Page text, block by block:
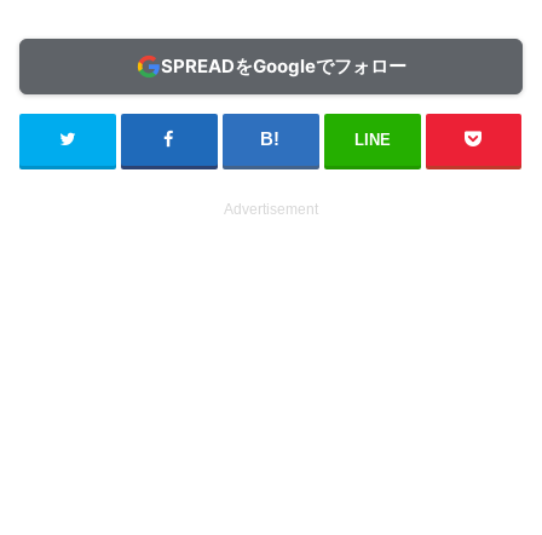
SPREADをGoogleでフォロー
LINE
Advertisement